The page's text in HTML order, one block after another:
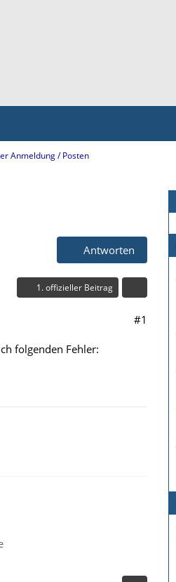
Anmeldung / Posten
Antworten
1. offizieller Beitrag
#1
folgenden Fehler: